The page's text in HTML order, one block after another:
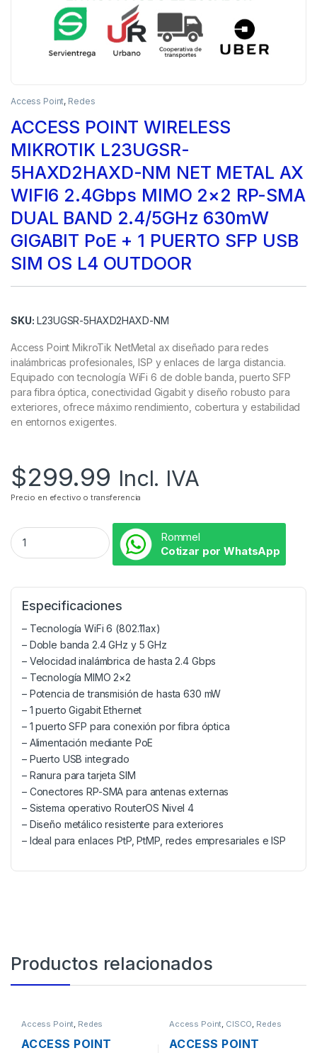
Access Point, Redes
ACCESS POINT WIRELESS
MIKROTIK L23UGSR-
5HAXD2HAXD-NM NET METAL AX
WIFI6 2.4Gbps MIMO 2×2 RP-SMA
DUAL BAND 2.4/5GHz 630mW
GIGABIT PoE + 1 PUERTO SFP USB
SIM OS L4 OUTDOOR
SKU: L23UGSR-5HAXD2HAXD-NM
Access Point MikroTik NetMetal ax diseñado para redes
inalámbricas profesionales, ISP y enlaces de larga distancia.
Equipado con tecnología WiFi 6 de doble banda, puerto SFP
para fibra óptica, conectividad Gigabit y diseño robusto para
exteriores, ofrece máximo rendimiento, cobertura y estabilidad
en entornos exigentes.
$299.99 Incl. IVA
Precio en efectivo o transferencia
Rommel
Cotizar por WhatsApp
Especificaciones
– Tecnología WiFi 6 (802.11ax)
– Doble banda 2.4 GHz y 5 GHz
– Velocidad inalámbrica de hasta 2.4 Gbps
– Tecnología MIMO 2×2
– Potencia de transmisión de hasta 630 mW
– 1 puerto Gigabit Ethernet
– 1 puerto SFP para conexión por fibra óptica
– Alimentación mediante PoE
– Puerto USB integrado
– Ranura para tarjeta SIM
– Conectores RP-SMA para antenas externas
– Sistema operativo RouterOS Nivel 4
– Diseño metálico resistente para exteriores
– Ideal para enlaces PtP, PtMP, redes empresariales e ISP
Productos relacionados
Access Point, Redes
ACCESS POINT
Access Point, CISCO, Redes
ACCESS POINT